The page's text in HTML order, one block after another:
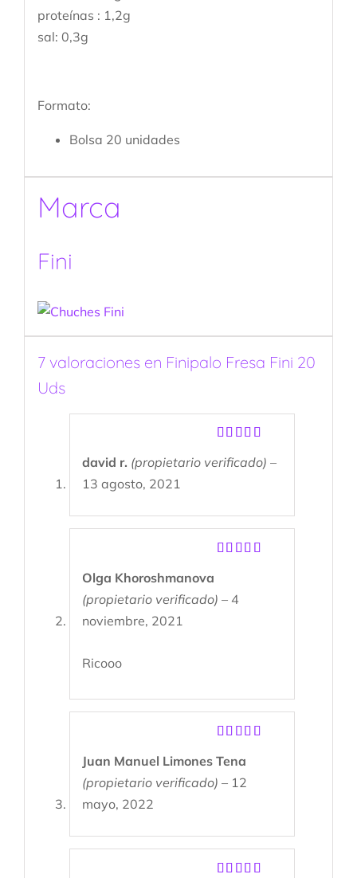
proteínas : 1,2g
sal: 0,3g
Formato:
Bolsa 20 unidades
Marca
Fini
7 valoraciones en Finipalo Fresa Fini 20
Uds
con5de 5
david r. (propietario verificado) –
13 agosto, 2021
Olga Khoroshmanova
(propietario verificado) – 4
noviembre, 2021
Ricooo
con5de 5
Juan Manuel Limones Tena
(propietario verificado) – 12
mayo, 2022